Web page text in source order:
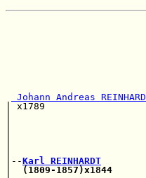
Johann Andreas
| x1789
|--Karl REINHARDT
(1809-1857)x1844